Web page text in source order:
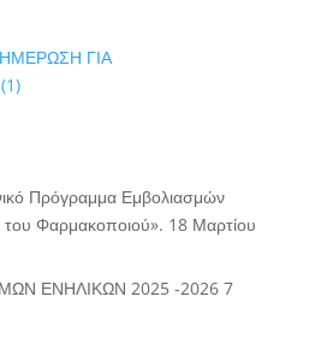
ΓΙΑ
Πρόγραμμα Εμβολιασμών
του Φαρμακοποιού». 18 Μαρτίου
ΕΝΗΛΙΚΩΝ 2025 -2026 7